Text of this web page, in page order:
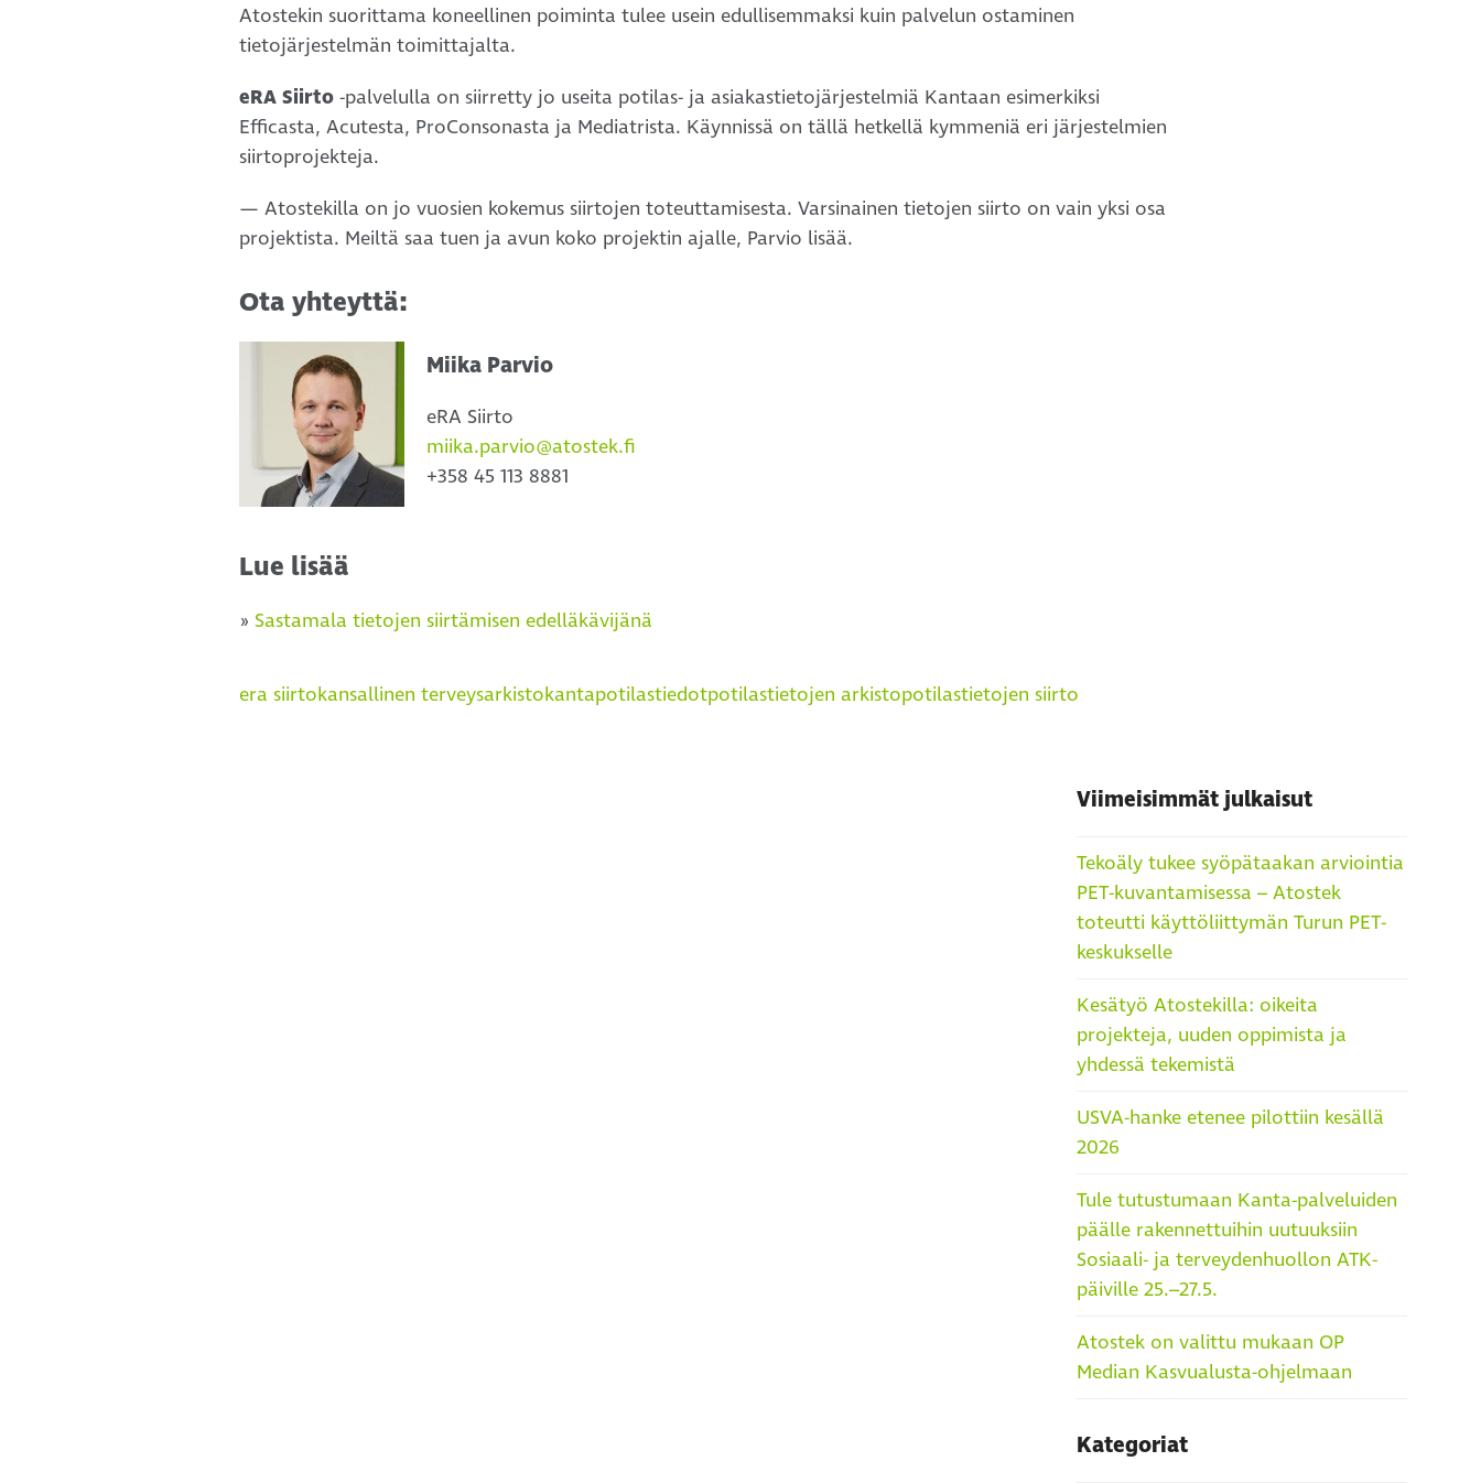
Atostekin suorittama koneellinen poiminta tulee usein edullisemmaksi kuin palvelun ostaminen
tietojärjestelmän toimittajalta.
eRA Siirto -palvelulla on siirretty jo useita potilas- ja asiakastietojärjestelmiä Kantaan esimerkiksi
Efficasta, Acutesta, ProConsonasta ja Mediatrista. Käynnissä on tällä hetkellä kymmeniä eri järjestelmien
siirtoprojekteja.
— Atostekilla on jo vuosien kokemus siirtojen toteuttamisesta. Varsinainen tietojen siirto on vain yksi osa
projektista. Meiltä saa tuen ja avun koko projektin ajalle, Parvio lisää.
Ota yhteyttä:
Miika Parvio
eRA Siirto
miika.parvio@atostek.fi
+358 45 113 8881
Lue lisää
»Sastamala tietojen siirtämisen edelläkävijänä
era siirtokansallinen terveysarkistokantapotilastiedotpotilastietojen arkistopotilastietojen siirto
Viimeisimmät julkaisut
Tekoäly tukee syöpätaakan arviointia
PET-kuvantamisessa – Atostek
toteutti käyttöliittymän Turun PET-
keskukselle
Kesätyö Atostekilla: oikeita
projekteja, uuden oppimista ja
yhdessä tekemistä
USVA-hanke etenee pilottiin kesällä
2026
Tule tutustumaan Kanta-palveluiden
päälle rakennettuihin uutuuksiin
Sosiaali- ja terveydenhuollon ATK-
päiville 25.–27.5.
Atostek on valittu mukaan OP
Median Kasvualusta-ohjelmaan
Kategoriat